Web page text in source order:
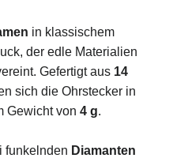
in klassischem
der edle Materialien
Gefertigt aus 14
sich die Ohrstecker in
Gewicht von 4 g.
funkelnden Diamanten